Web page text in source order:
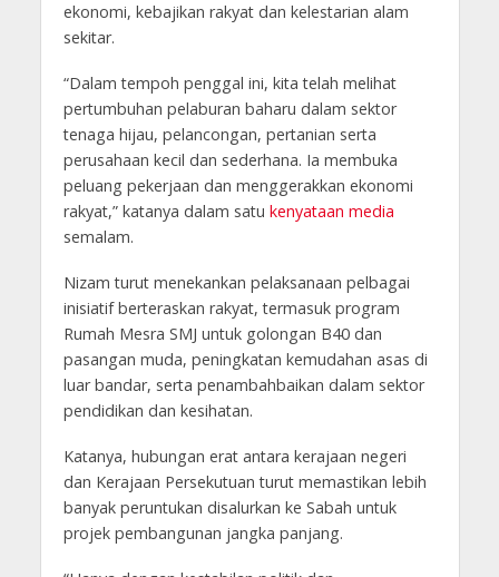
ekonomi, kebajikan rakyat dan kelestarian alam
sekitar.
“Dalam tempoh penggal ini, kita telah melihat
pertumbuhan pelaburan baharu dalam sektor
tenaga hijau, pelancongan, pertanian serta
perusahaan kecil dan sederhana. Ia membuka
peluang pekerjaan dan menggerakkan ekonomi
rakyat,” katanya dalam satu kenyataan media
semalam.
Nizam turut menekankan pelaksanaan pelbagai
inisiatif berteraskan rakyat, termasuk program
Rumah Mesra SMJ untuk golongan B40 dan
pasangan muda, peningkatan kemudahan asas di
luar bandar, serta penambahbaikan dalam sektor
pendidikan dan kesihatan.
Katanya, hubungan erat antara kerajaan negeri
dan Kerajaan Persekutuan turut memastikan lebih
banyak peruntukan disalurkan ke Sabah untuk
projek pembangunan jangka panjang.